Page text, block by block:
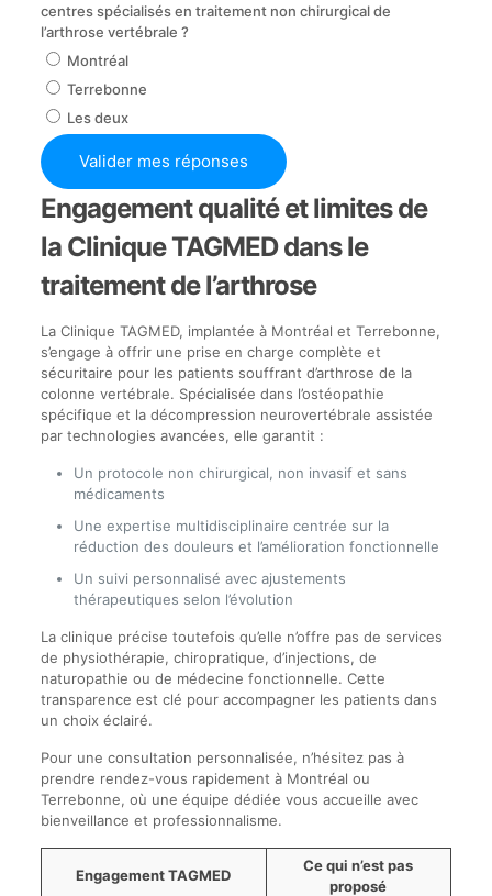
centres spécialisés en traitement non chirurgical de
l’arthrose vertébrale ?
Montréal
Terrebonne
Les deux
Valider mes réponses
Engagement qualité et limites de
la Clinique TAGMED dans le
traitement de l’arthrose
La Clinique TAGMED, implantée à Montréal et Terrebonne,
s’engage à offrir une prise en charge complète et
sécuritaire pour les patients souffrant d’arthrose de la
colonne vertébrale. Spécialisée dans l’ostéopathie
spécifique et la décompression neurovertébrale assistée
par technologies avancées, elle garantit :
Un protocole non chirurgical, non invasif et sans
médicaments
Une expertise multidisciplinaire centrée sur la
réduction des douleurs et l’amélioration fonctionnelle
Un suivi personnalisé avec ajustements
thérapeutiques selon l’évolution
La clinique précise toutefois qu’elle n’offre pas de services
de physiothérapie, chiropratique, d’injections, de
naturopathie ou de médecine fonctionnelle. Cette
transparence est clé pour accompagner les patients dans
un choix éclairé.
Pour une consultation personnalisée, n’hésitez pas à
prendre rendez-vous rapidement à Montréal ou
Terrebonne, où une équipe dédiée vous accueille avec
bienveillance et professionnalisme.
Engagement TAGMED
Ce qui n’est pas
proposé